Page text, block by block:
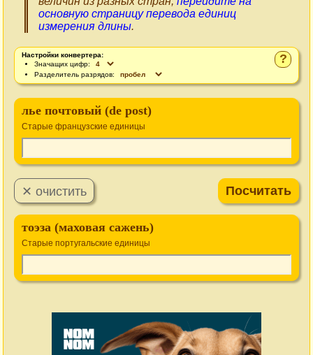
основную страницу перевода единиц
измерения длины.
?
Настройки конвертера:
Значащих цифр:
Разделитель разрядов:
лье почтовый (de post)
Старые французские единицы
тоэза (маховая сажень)
Старые португальские единицы